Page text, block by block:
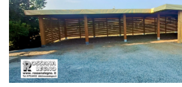
STRUTTURA